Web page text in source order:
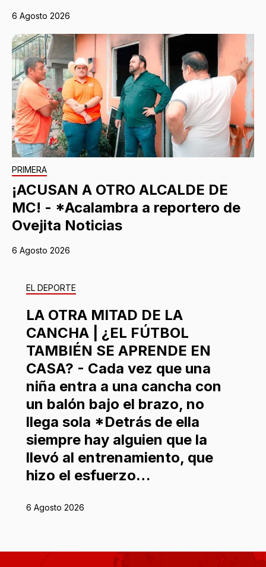
6 Agosto 2026
PRIMERA
¡ACUSAN A OTRO ALCALDE DE
MC! - *Acalambra a reportero de
Ovejita Noticias
6 Agosto 2026
EL DEPORTE
LA OTRA MITAD DE LA
CANCHA | ¿EL FÚTBOL
TAMBIÉN SE APRENDE EN
CASA? - Cada vez que una
niña entra a una cancha con
un balón bajo el brazo, no
llega sola *Detrás de ella
siempre hay alguien que la
llevó al entrenamiento, que
hizo el esfuerzo…
6 Agosto 2026